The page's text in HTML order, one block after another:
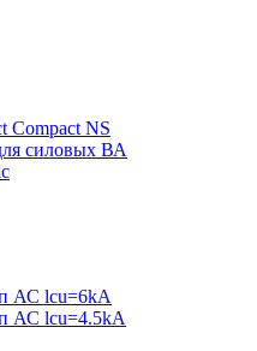
Compact NS
силовых ВА
АС lcu=6kA
АС lcu=4.5kA